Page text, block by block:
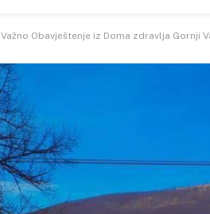
Važno Obavještenje iz Doma zdravlja Gornji